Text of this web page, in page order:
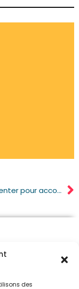
des
Expérimenter pour accompagner l’évolution de l’offre médico-sociale et l’adaptation des réponses aux besoins des personnes – édition 2025
na.fr